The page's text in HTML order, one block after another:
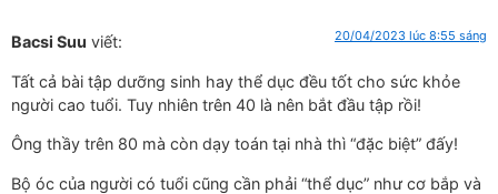
Bacsi Suu viết: 20/04/2023 lúc 8:55 sáng
Tất cả bài tập dưỡng sinh hay thể dục đều tốt cho sức khỏe
người cao tuổi. Tuy nhiên trên 40 là nên bắt đầu tập rồi!
Ông thầy trên 80 mà còn dạy toán tại nhà thì “đặc biệt” đấy!
Bộ óc của người có tuổi cũng cần phải “thể dục” như cơ bắp và